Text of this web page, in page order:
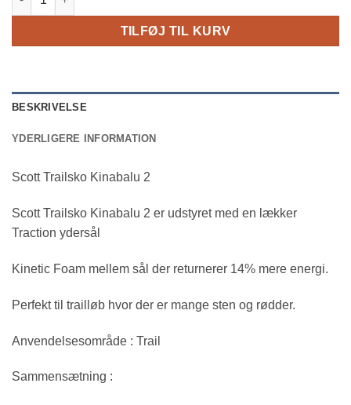
TILFØJ TIL KURV
BESKRIVELSE
YDERLIGERE INFORMATION
Scott Trailsko Kinabalu 2
Scott Trailsko Kinabalu 2 er udstyret med en lækker
Traction ydersål
Kinetic Foam mellem sål der returnerer 14% mere energi.
Perfekt til trailløb hvor der er mange sten og rødder.
Anvendelsesområde : Trail
Sammensætning :